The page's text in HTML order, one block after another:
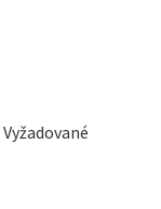
Vyžadované